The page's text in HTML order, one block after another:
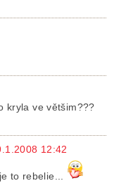
kryla ve většim???
12:42
to rebelie...